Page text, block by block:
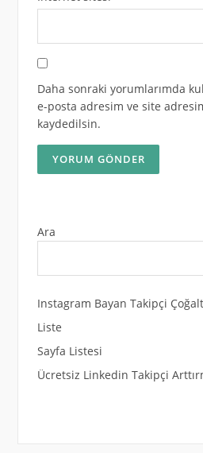
Daha sonraki yorumlarımda
e-posta adresim ve site
kaydedilsin.
Ara
Instagram Bayan Takipçi
Liste
Sayfa Listesi
Ücretsiz Linkedin Takipçi